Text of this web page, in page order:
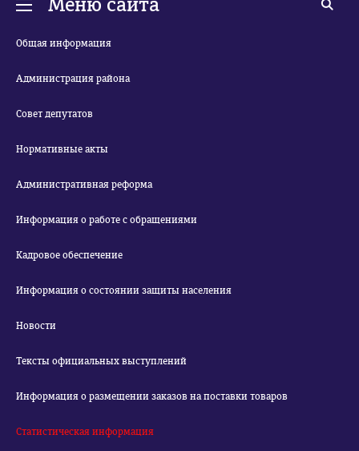
Меню сайта
Общая информация
Администрация района
Совет депутатов
Нормативные акты
Административная реформа
Информация о работе с обращениями
Кадровое обеспечение
Информация о состоянии защиты населения
Новости
Тексты официальных выступлений
Информация о размещении заказов на поставки товаров
Статистическая информация